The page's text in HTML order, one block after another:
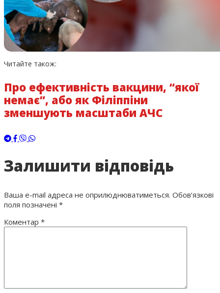
Читайте також:
Про ефективність вакцини, “якої
немає”, або як Філіппіни
зменшують масштаби АЧС
Залишити відповідь
Ваша e-mail адреса не оприлюднюватиметься. Обов’язкові
поля позначені *
Коментар *